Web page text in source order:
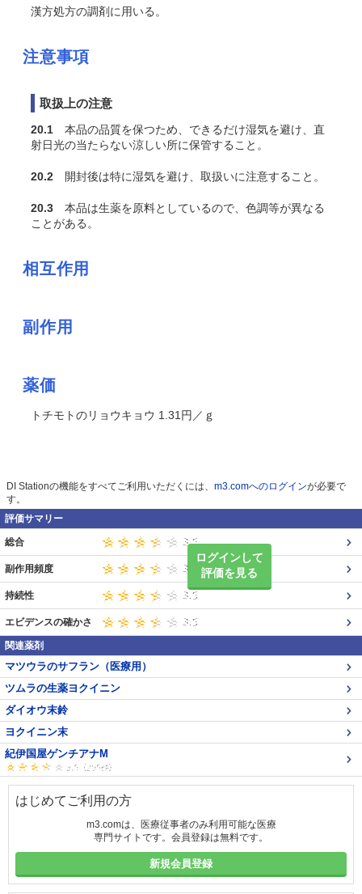
漢方処方の調剤に用いる。
注意事項
取扱上の注意
20.1 本品の品質を保つため、できるだけ湿気を避け、直
射日光の当たらない涼しい所に保管すること。
20.2 開封後は特に湿気を避け、取扱いに注意すること。
20.3 本品は生薬を原料としているので、色調等が異なる
ことがある。
相互作用
副作用
薬価
トチモトのリョウキョウ 1.31円／ｇ
DI Stationの機能をすべてご利用いただくには、 m3.comへのログインが必要で
す。
評価サマリー
ログインして
評価を見る
総合
副作用頻度
持続性
エビデンスの確かさ
関連薬剤
マツウラのサフラン（医療用）
ツムラの生薬ヨクイニン
ダイオウ末鈴
ヨクイニン末
紀伊国屋ゲンチアナM
はじめてご利用の方
m3.comは、医療従事者のみ利用可能な医療
専門サイトです。会員登録は無料です。
新規会員登録